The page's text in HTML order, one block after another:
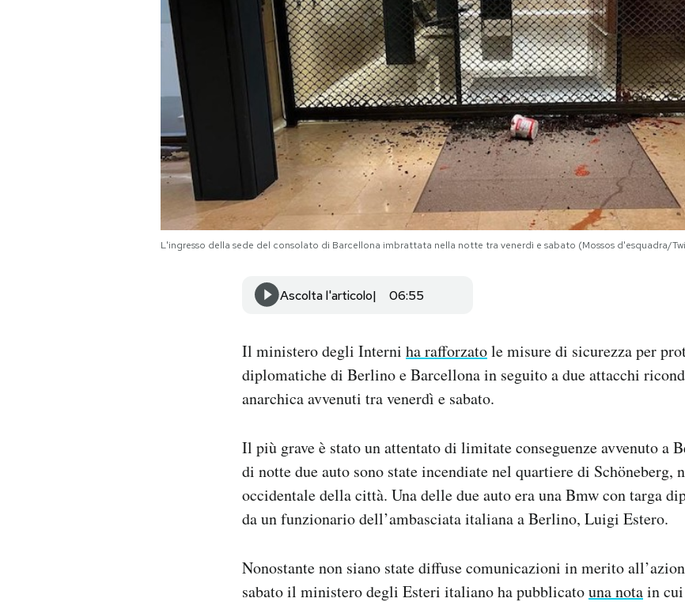
AREA PERSONALE
L'ingresso della sede del consolato di Barcellona imbrattata nella notte tra venerdì e sabato (Mossos d'esquadra/
Ascolta l'articolo 06:55
Il ministero degli Interni ha rafforzatole misure di sicurezza per
diplomatiche di Berlino e Barcellona in seguito a due attacchi
anarchica avvenuti tra venerdì e sabato.
Il più grave è stato un attentato di limitate conseguenze avvenuto a
di notte due auto sono state incendiate nel quartiere di Schöneberg,
occidentale della città. Una delle due auto era una Bmw con targa
da un funzionario dell’ambasciata italiana a Berlino, Luigi Estero.
Nonostante non siano state diffuse comunicazioni in merito
sabato il ministero degli Esteri italiano ha pubblicatouna notain